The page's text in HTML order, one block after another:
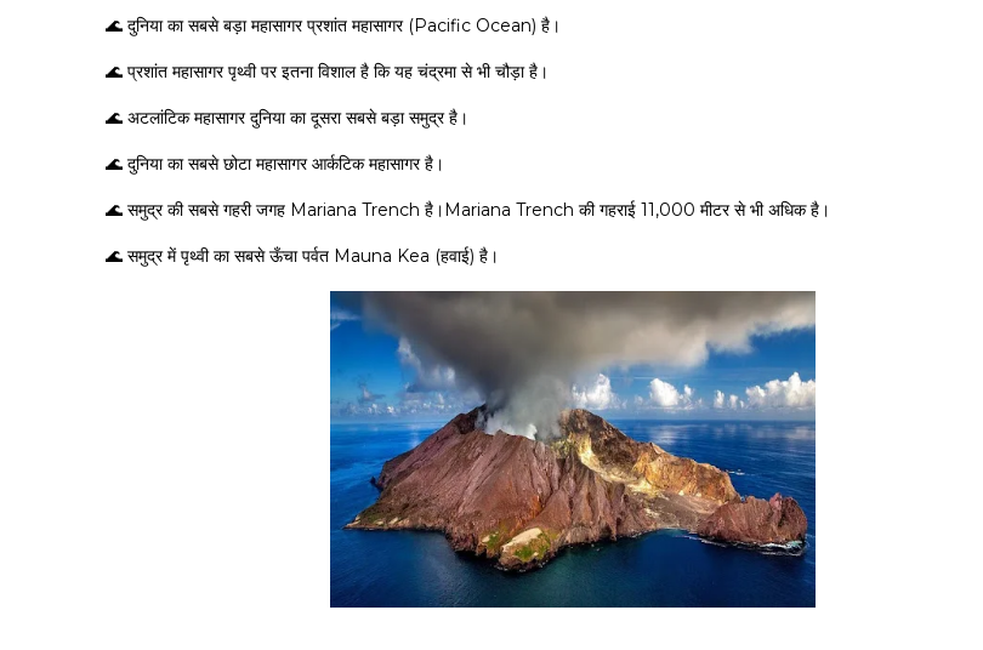
🌊 दुनिया का सबसे बड़ा महासागर प्रशांत महासागर (Pacific Ocean) है।
🌊 प्रशांत महासागर पृथ्वी पर इतना विशाल है कि यह चंद्रमा से भी चौड़ा है।
🌊 अटलांटिक महासागर दुनिया का दूसरा सबसे बड़ा समुद्र है।
🌊 दुनिया का सबसे छोटा महासागर आर्कटिक महासागर है।
🌊 समुद्र की सबसे गहरी जगह Mariana Trench है।Mariana Trench की गहराई 11,000 मीटर से भी अधिक है।
🌊 समुद्र में पृथ्वी का सबसे ऊँचा पर्वत Mauna Kea (हवाई) है।